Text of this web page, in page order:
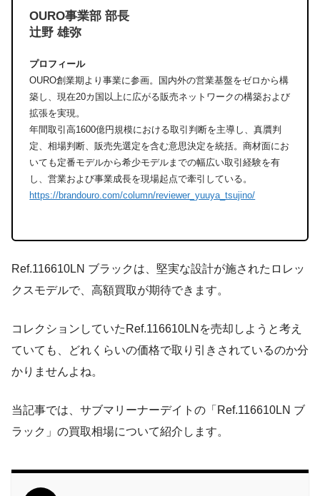
OURO事業部 部長
辻野 雄弥
プロフィール
OURO創業期より事業に参画。国内外の営業基盤をゼロから構
築し、現在20カ国以上に広がる販売ネットワークの構築および
拡張を実現。
年間取引高1600億円規模における取引判断を主導し、真贋判
定、相場判断、販売先選定を含む意思決定を統括。商材面にお
いても定番モデルから希少モデルまでの幅広い取引経験を有
し、営業および事業成長を現場起点で牽引している。
https://brandouro.com/column/reviewer_yuuya_tsujino/
Ref.116610LN ブラックは、堅実な設計が施されたロレッ
クスモデルで、高額買取が期待できます。
コレクションしていたRef.116610LNを売却しようと考え
ていても、どれくらいの価格で取り引きされているのか分
かりませんよね。
当記事では、サブマリーナーデイトの「Ref.116610LN ブ
ラック」の買取相場について紹介します。